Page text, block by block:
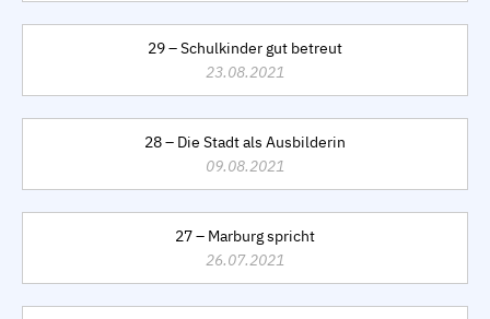
29 – Schulkinder gut betreut
23.08.2021
28 – Die Stadt als Ausbilderin
09.08.2021
27 – Marburg spricht
26.07.2021